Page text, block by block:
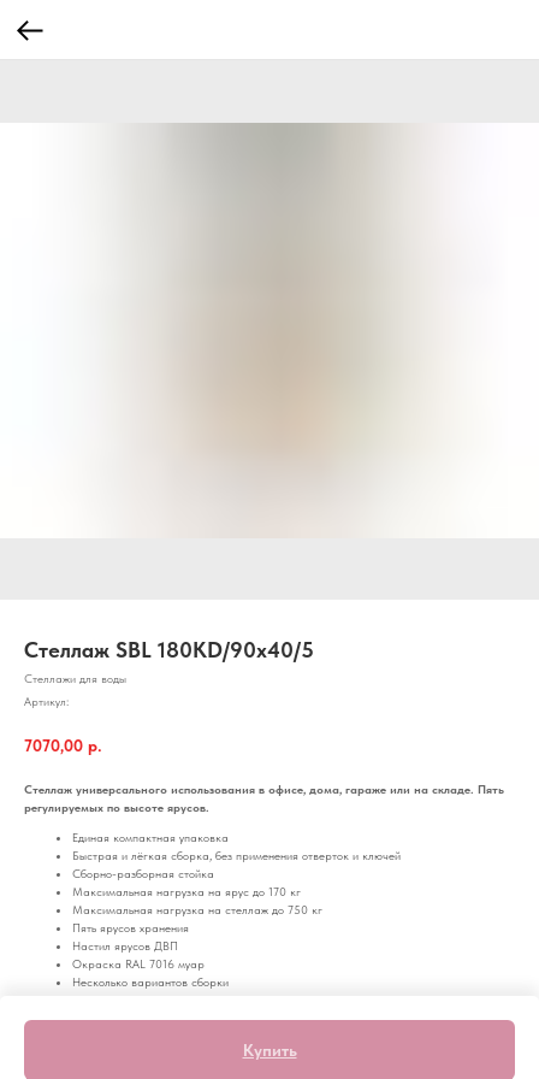
Стеллаж SBL 180KD/90x40/5
Стеллажи для воды
Артикул:
7070,00 р.
Купить
Стеллаж универсального использования в офисе, дома, гараже или на складе. Пять
регулируемых по высоте ярусов.
Единая компактная упаковка
Быстрая и лёгкая сборка, без применения отверток и ключей
Сборно-разборная стойка
Максимальная нагрузка на ярус до 170 кг
Максимальная нагрузка на стеллаж до 750 кг
Пять ярусов хранения
Настил ярусов ДВП
Окраска RAL 7016 муар
Несколько вариантов сборки
whd: 900x1803x400 mm